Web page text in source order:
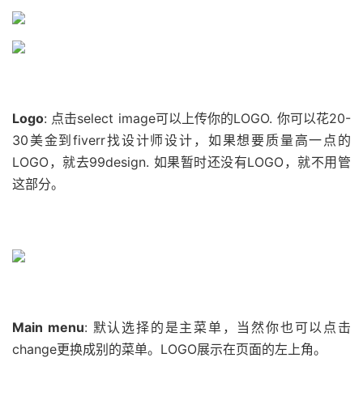
Logo: 点击select image可以上传你的LOGO. 你可以花20-
30美金到fiverr找设计师设计，如果想要质量高一点的
LOGO，就去99design. 如果暂时还没有LOGO，就不用管
这部分。
Main menu: 默认选择的是主菜单，当然你也可以点击
change更换成别的菜单。LOGO展示在页面的左上角。